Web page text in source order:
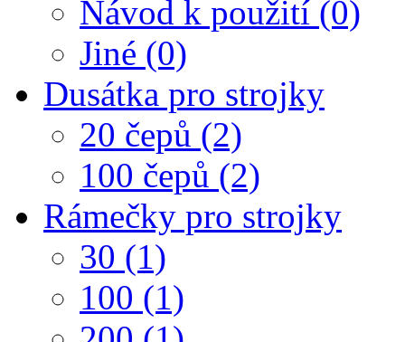
Návod k použití (0)
Jiné (0)
Dusátka pro strojky
20 čepů (2)
100 čepů (2)
Rámečky pro strojky
30 (1)
100 (1)